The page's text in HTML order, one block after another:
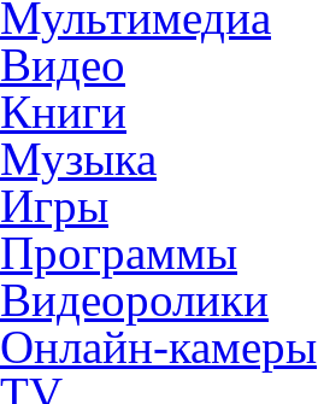
Мультимедиа
Видео
Книги
Музыка
Игры
Программы
Видеоролики
Онлайн-камеры